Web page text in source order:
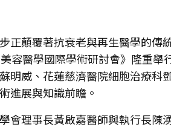
正顛覆著抗衰老與再生醫學的
容醫學國際學術研討會》隆重
明威、花蓮慈濟醫院細胞治療
進展與知識前瞻。
會理事長黃啟嘉醫師與執行長